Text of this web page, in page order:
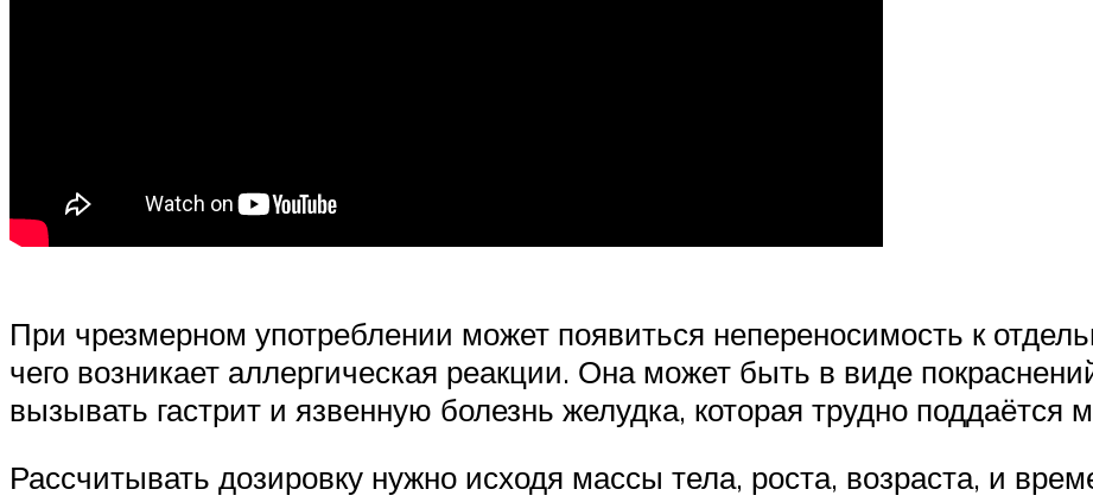
При чрезмерном употреблении может появиться непереносимость к
чего возникает аллергическая реакции. Она может быть в виде
вызывать гастрит и язвенную болезнь желудка, которая трудно
Рассчитывать дозировку нужно исходя массы тела, роста, возраста, и